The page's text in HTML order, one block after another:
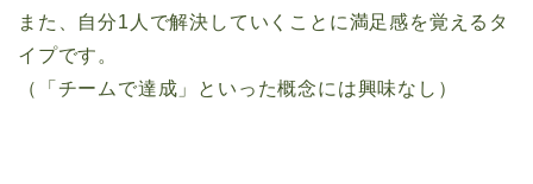
また、自分1人で解決していくことに満足感を覚えるタ
イプです。
（「チームで達成」といった概念には興味なし）